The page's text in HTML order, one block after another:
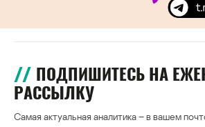
ПОДПИШИТЕСЬ НА
РАССЫЛКУ
Самая актуальная аналитика – в вашем